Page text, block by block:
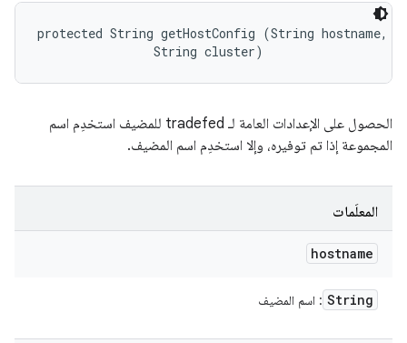
protected String getHostConfig (String hostname,
                String cluster)
الحصول على الإعدادات العامة لـ tradefed للمضيف استخدِم اسم
المجموعة إذا تم توفيره، وإلا استخدِم اسم المضيف.
المعلَمات
hostname
String : اسم المضيف